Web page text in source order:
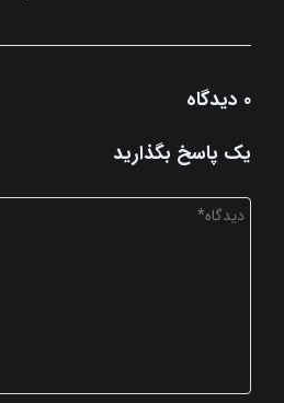
0 دیدگاه
یک پاسخ بگذارید